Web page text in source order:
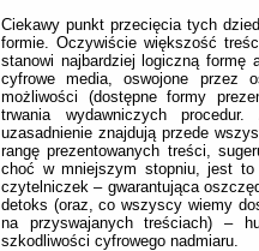
Ciekawy punkt przecięcia tych
formie. Oczywiście większość
stanowi najbardziej logiczną formę
cyfrowe media, oswojone przez
możliwości (dostępne formy
trwania wydawniczych
uzasadnienie znajdują przede
rangę prezentowanych treści,
choć w mniejszym stopniu, jest to
czytelniczek – gwarantująca
detoks (oraz, co wszyscy wiemy
na przyswajanych treściach) –
szkodliwości cyfrowego nadmiaru.